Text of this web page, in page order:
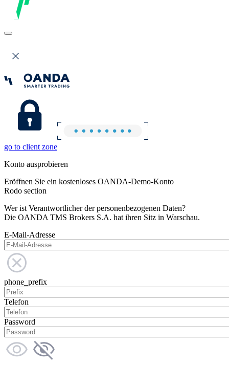
go to client zone
Konto ausprobieren
Eröffnen Sie ein kostenloses OANDA-Demo-Konto
Rodo section
Wer ist Verantwortlicher der personenbezogenen Daten?
Die OANDA TMS Brokers S.A. hat ihren Sitz in Warschau.
E-Mail-Adresse
phone_prefix
Telefon
Password